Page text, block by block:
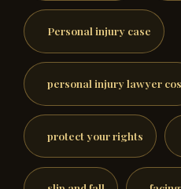
Personal injury case
personal injury lawyer
protect your rights